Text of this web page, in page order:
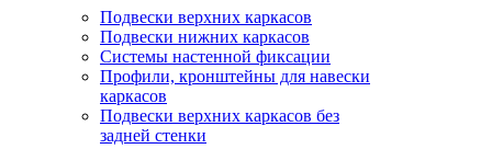
Подвески верхних каркасов
Подвески нижних каркасов
Системы настенной фиксации
Профили, кронштейны для навески
каркасов
Подвески верхних каркасов без
задней стенки